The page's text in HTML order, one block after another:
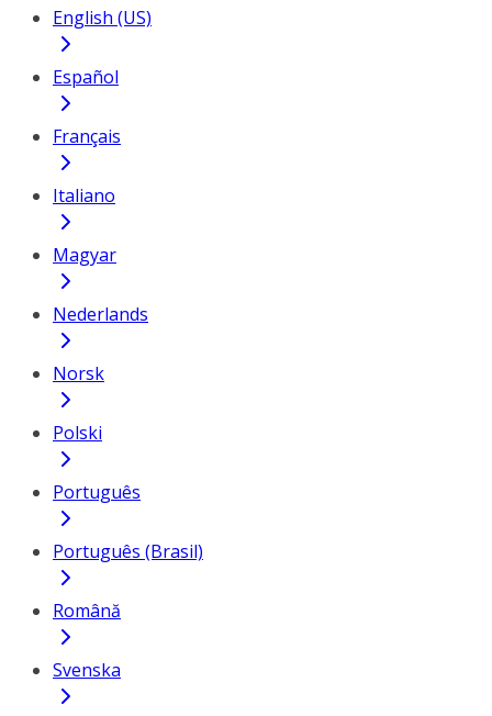
English (US)
Español
Français
Italiano
Magyar
Nederlands
Norsk
Polski
Português
Português (Brasil)
Română
Svenska